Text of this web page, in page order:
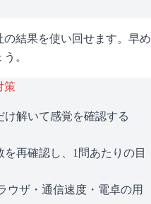
結果を使い回せます。早め
。
策
け解いて感覚を確認する
再確認し、1問あたりの目
ウザ・通信速度・電卓の用